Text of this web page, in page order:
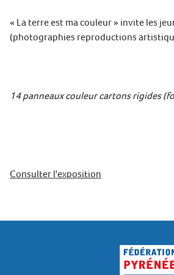
« La terre est ma couleur » invite les
(photographies reproductions
14 panneaux couleur cartons rigides
Consulter l'exposition